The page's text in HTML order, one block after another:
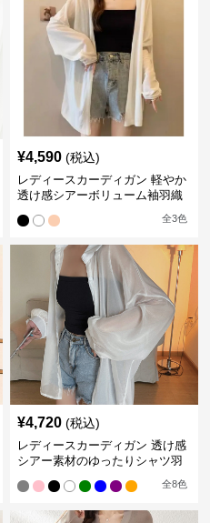
¥4,590 (税込)
レディースカーディガン 軽やか
透け感シアーボリューム袖羽織
全3色
¥4,720 (税込)
レディースカーディガン 透け感
シアー素材のゆったりシャツ羽
全8色